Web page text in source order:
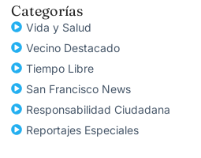
Categorías
Vida y Salud
Vecino Destacado
Tiempo Libre
San Francisco News
Responsabilidad Ciudadana
Reportajes Especiales